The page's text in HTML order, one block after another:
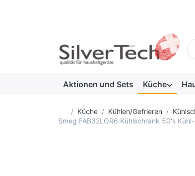
Aktionen und Sets Küche
Startseite
Küche Kühlen/Gefrieren
Smeg FAB32LOR6 Kühlschrank 50's